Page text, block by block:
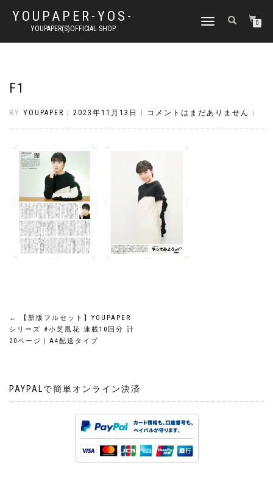
YOUPAPER-YOS-
YOUPAPER(S)OFFICIAL SHOP
ナ
ゲ
り
0
F1
BY YOUPAPER 2023年11月13日 コメントはまだありません
投
稿
ビ
←
【新版フルセット】YOUPAPER
シリーズ #小芝風花 連載10回分 計
20ページ｜A4配送タイプ
PAYPALで簡単オンライン決済